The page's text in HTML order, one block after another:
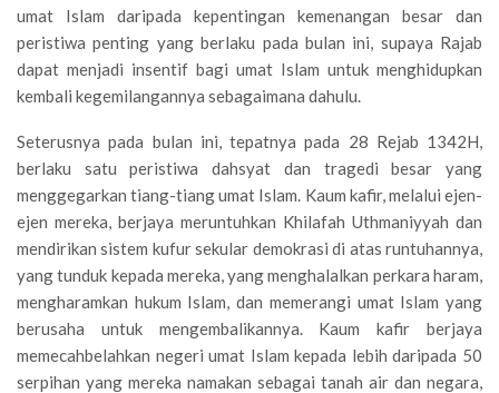
umat Islam daripada kepentingan kemenangan besar dan
peristiwa penting yang berlaku pada bulan ini, supaya Rajab
dapat menjadi insentif bagi umat Islam untuk menghidupkan
kembali kegemilangannya sebagaimana dahulu.
Seterusnya pada bulan ini, tepatnya pada 28 Rejab 1342H,
berlaku satu peristiwa dahsyat dan tragedi besar yang
menggegarkan tiang-tiang umat Islam. Kaum kafir, melalui ejen-
ejen mereka, berjaya meruntuhkan Khilafah Uthmaniyyah dan
mendirikan sistem kufur sekular demokrasi di atas runtuhannya,
yang tunduk kepada mereka, yang menghalalkan perkara haram,
mengharamkan hukum Islam, dan memerangi umat Islam yang
berusaha untuk mengembalikannya. Kaum kafir berjaya
memecahbelahkan negeri umat Islam kepada lebih daripada 50
serpihan yang mereka namakan sebagai tanah air dan negara,